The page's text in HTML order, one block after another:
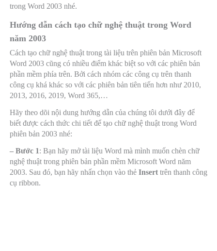
trong Word 2003 nhé.
Hướng dẫn cách tạo chữ nghệ thuật trong Word
năm 2003
Cách tạo chữ nghệ thuật trong tài liệu trên phiên bản Microsoft
Word 2003 cũng có nhiều điểm khác biệt so với các phiên bản
phần mềm phía trên. Bởi cách nhóm các công cụ trên thanh
công cụ khá khác so với các phiên bản tiên tiến hơn như 2010,
2013, 2016, 2019, Word 365,…
Hãy theo dõi nội dung hướng dẫn của chúng tôi dưới đây để
biết được cách thức chi tiết để tạo chữ nghệ thuật trong Word
phiên bản 2003 nhé:
– Bước 1: Bạn hãy mở tài liệu Word mà mình muốn chèn chữ
nghệ thuật trong phiên bản phần mềm Microsoft Word năm
2003. Sau đó, bạn hãy nhấn chọn vào thẻ Insert trên thanh công
cụ ribbon.